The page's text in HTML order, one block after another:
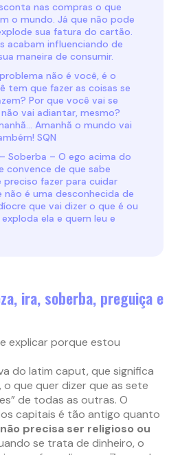
nas compras o que
o mundo. Já que não pode
sua fatura do cartão.
acabam influenciando de
maneira de consumir.
não é você, é o
tem que fazer as coisas se
Por que você vai se
vai adiantar, mesmo?
Amanhã o mundo vai
SQN
– Soberba – O ego acima do
convence de que sabe
fazer para cuidar
não é uma desconhecida de
que vai dizer o que é ou
ela e quem leu e
ira, soberba, preguiça e
explicar porque estou
do latim caput, que significa
que quer dizer que as sete
de todas as outras. O
capitais é tão antigo quanto
precisa ser religioso ou
se trata de dinheiro, o